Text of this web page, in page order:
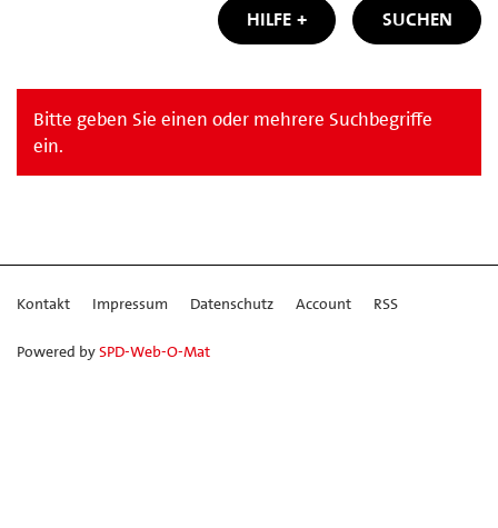
HILFE SUCHEN
Bitte geben Sie einen oder mehrere Suchbegriffe
ein.
Kontakt Impressum Datenschutz Account RSS
Powered bySPD-Web-O-Mat